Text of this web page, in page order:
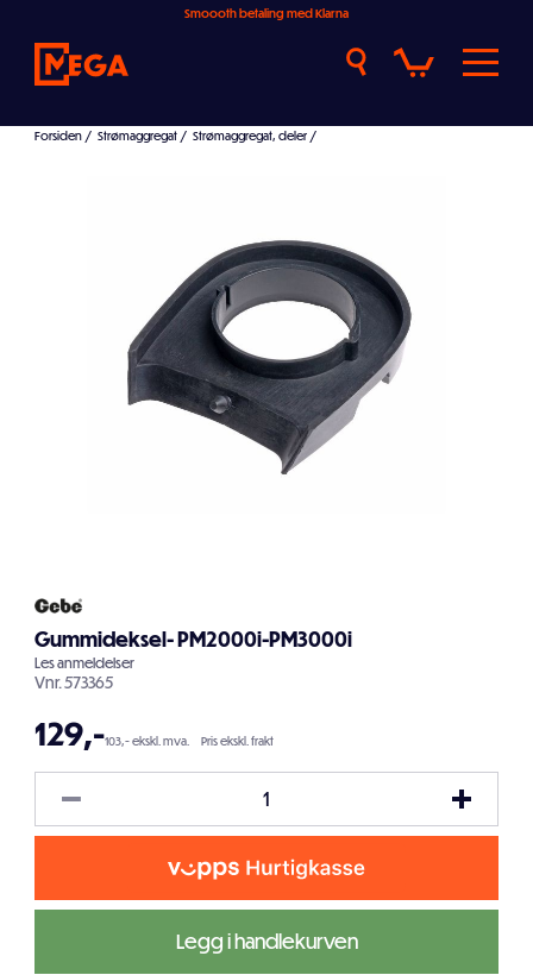
Smoooth betaling med Klarna
Forsiden / Strømaggregat / Strømaggregat, deler /
Gummideksel- PM2000i-PM3000i
Lesanmeldelser
Vnr.573365
129,-103,- ekskl. mva. Pris ekskl. frakt
Legg i handlekurven